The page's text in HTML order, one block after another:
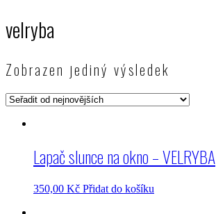
velryba
Zobrazen jediný výsledek
Lapač slunce na okno – VELRYBA
350,00 Kč Přidat do košíku